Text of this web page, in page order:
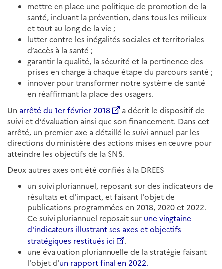
mettre en place une politique de promotion de la
santé, incluant la prévention, dans tous les milieux
et tout au long de la vie ;
lutter contre les inégalités sociales et territoriales
d’accès à la santé ;
garantir la qualité, la sécurité et la pertinence des
prises en charge à chaque étape du parcours santé ;
innover pour transformer notre système de santé
en réaffirmant la place des usagers.
Un arrêté du 1er février 2018
a décrit le dispositif de
suivi et d’évaluation ainsi que son financement. Dans cet
arrêté, un premier axe a détaillé le suivi annuel par les
directions du ministère des actions mises en œuvre pour
atteindre les objectifs de la SNS.
Deux autres axes ont été confiés à la DREES :
un suivi pluriannuel, reposant sur des indicateurs de
résultats et d'impact, et faisant l'objet de
publications programmées en 2018, 2020 et 2022.
Ce suivi pluriannuel reposait sur une vingtaine
d'indicateurs illustrant ses axes et objectifs
stratégiques restitués ici
.
une évaluation pluriannuelle de la stratégie faisant
l'objet d'un rapport final en 2022.